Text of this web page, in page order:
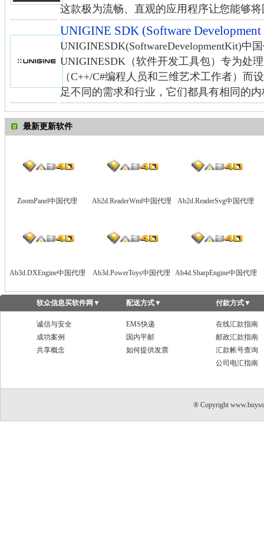
这款极为流畅、直观的应用程序让您能够
UNIGINE SDK (Software
UNIGINESDK(SoftwareDevelopmentKit)中
UNIGINESDK（软件开发工具包）专为处
（C++/C#编程人员和三维艺术工作者）而
足不同的需求和行业，它们都具有相同的
最新更新软件
ZoomPanel中国代理 Ab2d.ReaderWmf中国代理 Ab2d.ReaderSvg中国代理
Ab3d.DXEngine中国代理 Ab3d.PowerToys中国代理 Ab4d.SharpEngine中国代理
软众信息买软件网 ▼ 配送方式▼ 付款方式▼
诚信与安全 EMS快递
在线汇款指南
成功案例
国内平邮
邮政汇款指南
共享概念
如何提供发票
汇款帐号查询
公司电汇指南
® Copyright